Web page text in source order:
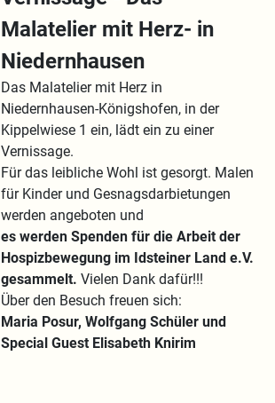
Malatelier mit Herz- in
Niedernhausen
Das Malatelier mit Herz in
Niedernhausen-Königshofen, in der
Kippelwiese 1 ein, lädt ein zu einer
Vernissage.
Für das leibliche Wohl ist gesorgt. Malen
für Kinder und Gesnagsdarbietungen
werden angeboten und
es werden Spenden für die Arbeit der
Hospizbewegung im Idsteiner Land e.V.
gesammelt. Vielen Dank dafür!!!
Über den Besuch freuen sich:
Maria Posur, Wolfgang Schüler und
Special Guest Elisabeth Knirim